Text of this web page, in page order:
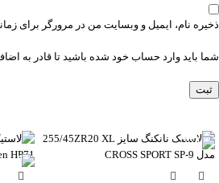
ذخیره نام، ایمیل و وبسایت من در مرورگر برای
شما باید وارد حساب خود شده باشید تا قادر به
-6%